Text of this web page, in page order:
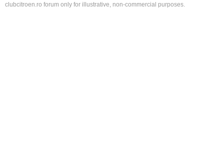
clubcitroen.ro forum only for illustrative, non-commercial purposes.